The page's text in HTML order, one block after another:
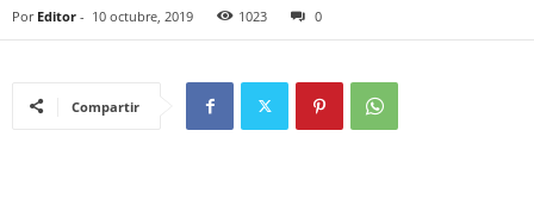
Por Editor - 10 octubre, 2019 1023 0
Compartir